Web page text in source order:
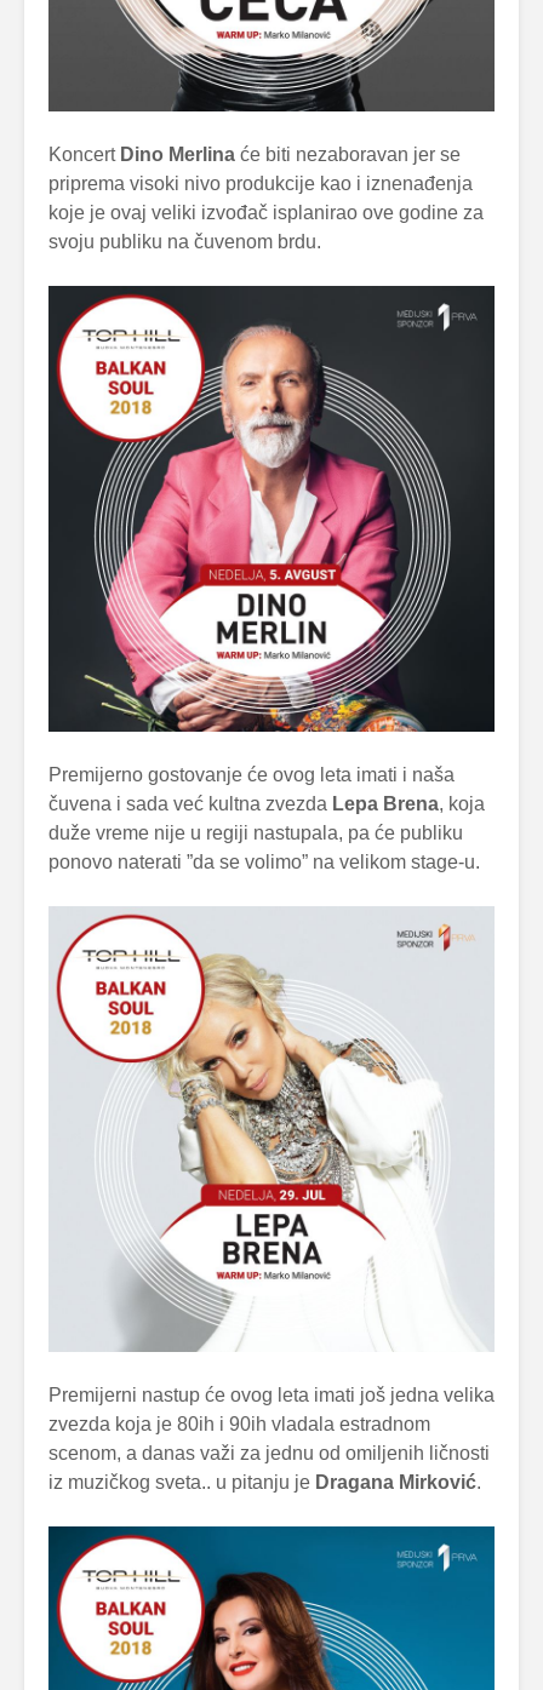
Koncert Dino Merlina će biti nezaboravan jer se
priprema visoki nivo produkcije kao i iznenađenja
koje je ovaj veliki izvođač isplanirao ove godine za
svoju publiku na čuvenom brdu.
Premijerno gostovanje će ovog leta imati i naša
čuvena i sada već kultna zvezda Lepa Brena, koja
duže vreme nije u regiji nastupala, pa će publiku
ponovo naterati ”da se volimo” na velikom stage-u.
Premijerni nastup će ovog leta imati još jedna velika
zvezda koja je 80ih i 90ih vladala estradnom
scenom, a danas važi za jednu od omiljenih ličnosti
iz muzičkog sveta.. u pitanju je Dragana Mirković.